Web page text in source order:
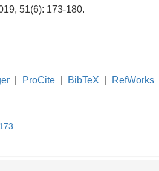
51(6): 173-180.
ProCite BibTeX RefWorks